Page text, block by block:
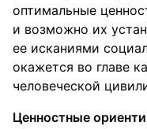
оптимальные
и возможно их
ее исканиями
окажется во главе
человеческой
Ценностные